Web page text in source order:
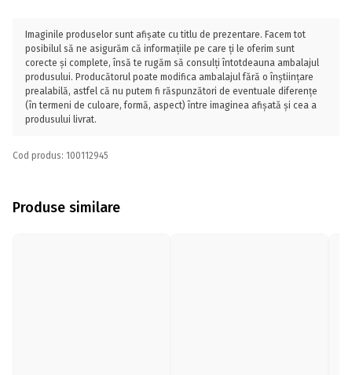
Imaginile produselor sunt afișate cu titlu de prezentare. Facem tot
posibilul să ne asigurăm că informațiile pe care ți le oferim sunt
corecte și complete, însă te rugăm să consulți întotdeauna ambalajul
produsului. Producătorul poate modifica ambalajul fără o înștiințare
prealabilă, astfel că nu putem fi răspunzători de eventuale diferențe
(în termeni de culoare, formă, aspect) între imaginea afișată și cea a
produsului livrat.
Cod produs: 100112945
Produse similare